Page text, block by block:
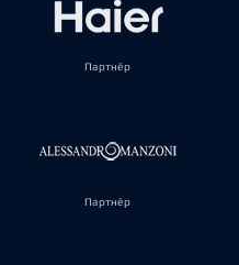
Партнёр
Партнёр